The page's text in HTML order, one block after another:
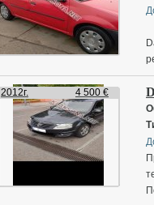
2012г. 4 500 €